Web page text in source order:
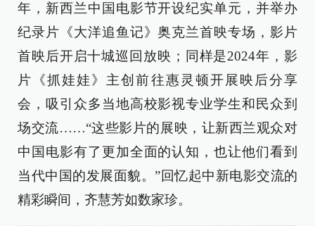
年，新西兰中国电影节开设纪实单元，并举办
纪录片《大洋追鱼记》奥克兰首映专场，影片
首映后开启十城巡回放映；同样是2024年，影
片《抓娃娃》主创前往惠灵顿开展映后分享
会，吸引众多当地高校影视专业学生和民众到
场交流……“这些影片的展映，让新西兰观众对
中国电影有了更加全面的认知，也让他们看到
当代中国的发展面貌。”回忆起中新电影交流的
精彩瞬间，齐慧芳如数家珍。